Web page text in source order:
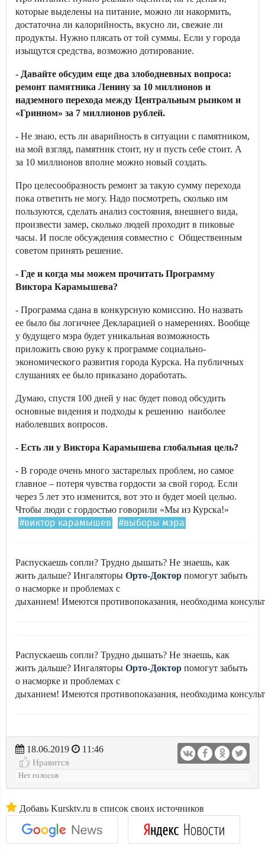
которые выделены на питание, можно ли накормить,
достаточна ли калорийность, вкусно ли, свежие ли
продукты. Нужно плясать от той суммы. Если у города
изыщутся средства, возможно дотирование.
- Давайте обсудим еще два злободневных вопроса:
ремонт памятника Ленину за 10 миллионов и
надземного перехода между Центральным рынком и
«Гринном» за 7 миллионов рублей.
- Не знаю, есть ли аварийность в ситуации с памятником,
на мой взгляд, памятник стоит, ну и пусть себе стоит. А
за 10 миллионов вполне можно новый создать.
Про целесообразность ремонт за такую сумму перехода
пока ответить не могу. Надо посмотреть, сколько им
пользуются, сделать анализ состояния, внешнего вида,
произвести замер, сколько людей проходит в пиковые
часы. И после обсуждения совместно с Общественным
советом принять решение.
- Где и когда мы можем прочитать Программу
Виктора Карамышева?
- Программа сдана в конкурсную комиссию. Но назвать
ее было бы логичнее Декларацией о намерениях. Вообще
у будущего мэра будет уникальная возможность
приложить свою руку к программе социально-
экономического развития города Курска. На публичных
слушаниях ее было приказано доработать.
Думаю, спустя 100 дней у нас будет повод обсудить
основные видения и подходы к решению наиболее
наболевших вопросов.
- Есть ли у Виктора Карамышева глобальная цель?
- В городе очень много застарелых проблем, но самое
главное – потеря чувства гордости за свой город. Если
через 5 лет это изменится, вот это и будет моей целью.
Чтобы люди с гордостью говорили «Мы из Курска!»
#виктор карамышев #выборы мэра
Распускаешь сопли? Трудно дышать? Не знаешь, как
жить дальше? Ингаляторы Орто-Доктор помогут забыть
о насморке и проблемах с
дыханием! Имеются противопоказания, необходима
Распускаешь сопли? Трудно дышать? Не знаешь, как
жить дальше? Ингаляторы Орто-Доктор помогут забыть
о насморке и проблемах с
дыханием! Имеются противопоказания, необходима
18.06.2019
11:46
Нравится
Нет голосов
Добавь Kursktv.ru в список своих источников